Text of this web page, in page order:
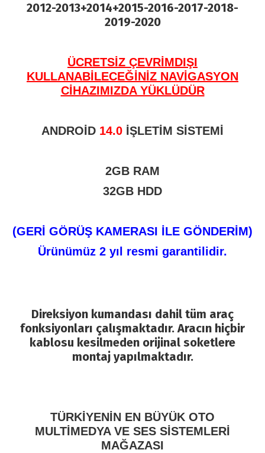
2012-2013+2014+2015-2016-2017-2018-
2019-2020
ÜCRETSİZ ÇEVRİMDIŞI
KULLANABİLECEĞİNİZ NAVİGASYON
CİHAZIMIZDA YÜKLÜDÜR
ANDROİD 14.0 İŞLETİM SİSTEMİ
2GB RAM
32GB HDD
(GERİ GÖRÜŞ KAMERASI İLE GÖNDERİM)
Ürünümüz 2 yıl resmi garantilidir.
Direksiyon kumandası dahil tüm araç
fonksiyonları çalışmaktadır. Aracın hiçbir
kablosu kesilmeden orijinal soketlere
montaj yapılmaktadır.
TÜRKİYENİN EN BÜYÜK OTO
MULTİMEDYA VE SES SİSTEMLERİ
MAĞAZASI